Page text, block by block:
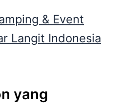
& Event
Langit Indonesia
yang